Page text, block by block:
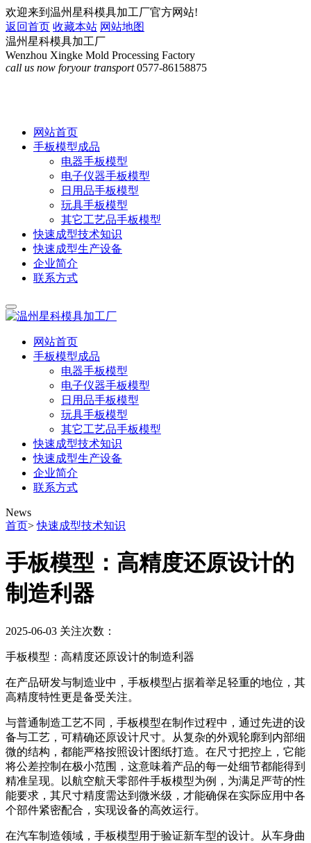
欢迎来到温州星科模具加工厂官方网站!
返回首页 收藏本站 网站地图
温州星科模具加工厂
Wenzhou Xingke Mold Processing Factory
call us now foryour transport 0577-86158875
网站首页
手板模型成品
电器手板模型
电子仪器手板模型
日用品手板模型
玩具手板模型
其它工艺品手板模型
快速成型技术知识
快速成型生产设备
企业简介
联系方式
网站首页
手板模型成品
电器手板模型
电子仪器手板模型
日用品手板模型
玩具手板模型
其它工艺品手板模型
快速成型技术知识
快速成型生产设备
企业简介
联系方式
News
首页>快速成型技术知识
手板模型：高精度还原设计的
制造利器
2025-06-03 关注次数：
手板模型：高精度还原设计的制造利器
在产品研发与制造业中，手板模型占据着举足轻重的地位，其
高精度特性更是备受关注。
与普通制造工艺不同，手板模型在制作过程中，通过先进的设
备与工艺，可精确还原设计尺寸。从复杂的外观轮廓到内部细
微的结构，都能严格按照设计图纸打造。在尺寸把控上，它能
将公差控制在极小范围，这意味着产品的每一处细节都能得到
精准呈现。以航空航天零部件手板模型为例，为满足严苛的性
能要求，其尺寸精度需达到微米级，才能确保在实际应用中各
个部件紧密配合，实现设备的高效运行。
在汽车制造领域，手板模型用于验证新车型的设计。从车身曲